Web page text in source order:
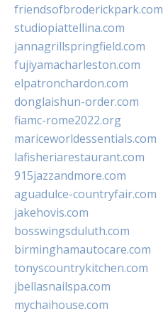
friendsofbroderickpark.com
studiopiattellina.com
jannagrillspringfield.com
fujiyamacharleston.com
elpatronchardon.com
donglaishun-order.com
fiamc-rome2022.org
mariceworldessentials.com
lafisheriarestaurant.com
915jazzandmore.com
aguadulce-countryfair.com
jakehovis.com
bosswingsduluth.com
birminghamautocare.com
tonyscountrykitchen.com
jbellasnailspa.com
mychaihouse.com